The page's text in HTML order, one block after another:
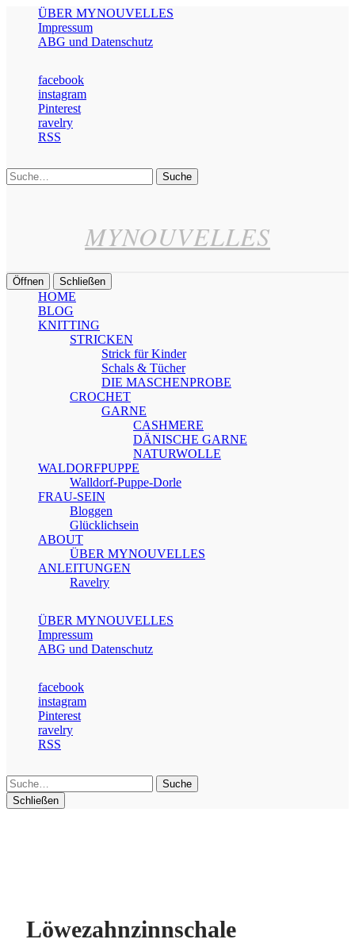
ÜBER MYNOUVELLES
Impressum
ABG und Datenschutz
facebook
instagram
Pinterest
ravelry
RSS
Suche
MYNOUVELLES
Öffnen Schließen
HOME
BLOG
KNITTING
STRICKEN
Strick für Kinder
Schals & Tücher
DIE MASCHENPROBE
CROCHET
GARNE
CASHMERE
DÄNISCHE GARNE
NATURWOLLE
WALDORFPUPPE
Walldorf-Puppe-Dorle
FRAU-SEIN
Bloggen
Glücklichsein
ABOUT
ÜBER MYNOUVELLES
ANLEITUNGEN
Ravelry
ÜBER MYNOUVELLES
Impressum
ABG und Datenschutz
facebook
instagram
Pinterest
ravelry
RSS
Suche
Schließen
Löwezahnzinnschale